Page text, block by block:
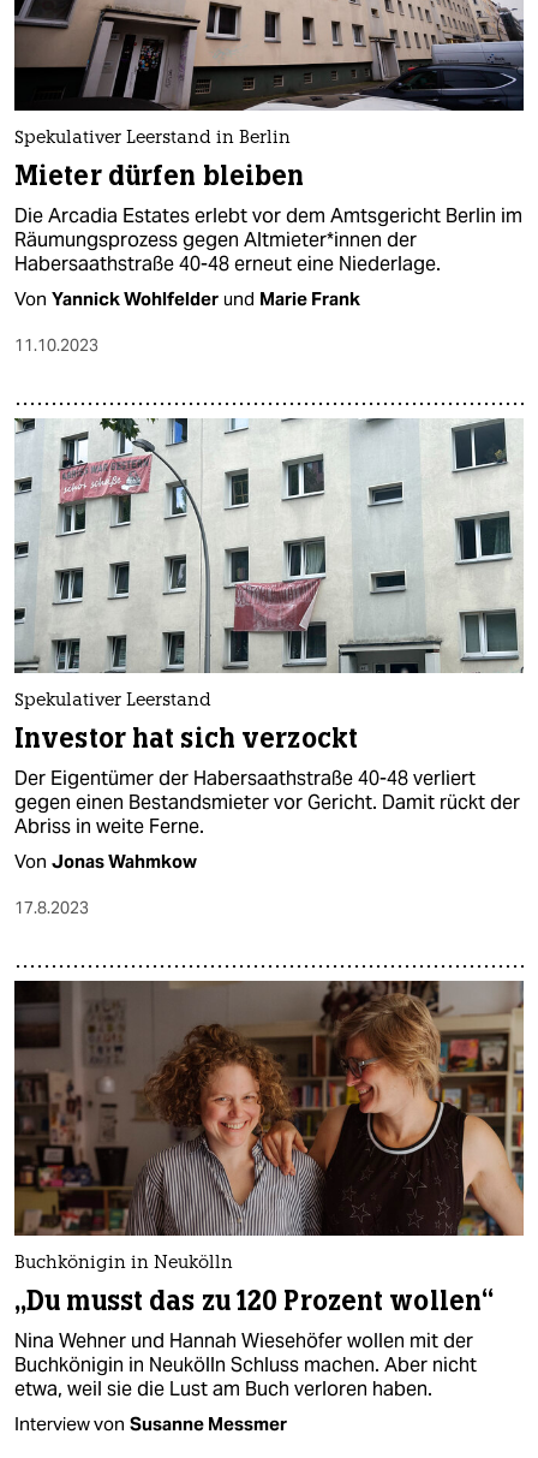
Spekulativer Leerstand in Berlin
Mieter dürfen bleiben
Die Arcadia Estates erlebt vor dem Amtsgericht Berlin im
Räumungsprozess gegen Alt­mie­te­r*in­nen der
Habersaathstraße 40-48 erneut eine Niederlage.
Von Yannick Wohlfelder und Marie Frank
11.10.2023
Spekulativer Leerstand
Investor hat sich verzockt
Der Eigentümer der Habersaathstraße 40-48 verliert
gegen einen Bestandsmieter vor Gericht. Damit rückt der
Abriss in weite Ferne.
Von Jonas Wahmkow
17.8.2023
Buchkönigin in Neukölln
„Du musst das zu 120 Prozent wollen“
Nina Wehner und Hannah Wiesehöfer wollen mit der
Buchkönigin in Neukölln Schluss machen. Aber nicht
etwa, weil sie die Lust am Buch verloren haben.
Interview von Susanne Messmer